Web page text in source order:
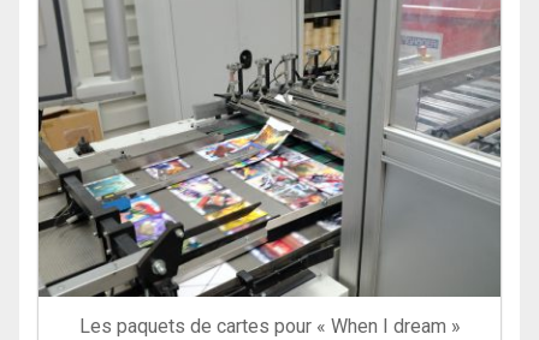
Les paquets de cartes pour « When I dream »